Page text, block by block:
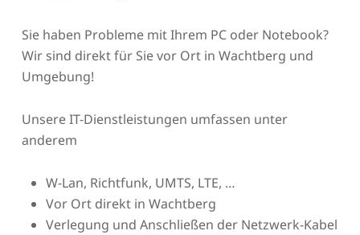
Sie haben Probleme mit Ihrem PC oder Notebook?
Wir sind direkt für Sie vor Ort in Wachtberg und
Umgebung!
Unsere IT-Dienstleistungen umfassen unter
anderem
W-Lan, Richtfunk, UMTS, LTE, …
Vor Ort direkt in Wachtberg
Verlegung und Anschließen der Netzwerk-Kabel